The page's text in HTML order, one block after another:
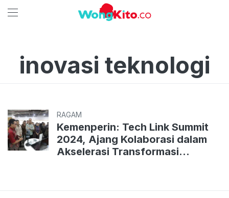
inovasi teknologi
RAGAM
Kemenperin: Tech Link Summit
2024, Ajang Kolaborasi dalam
Akselerasi Transformasi